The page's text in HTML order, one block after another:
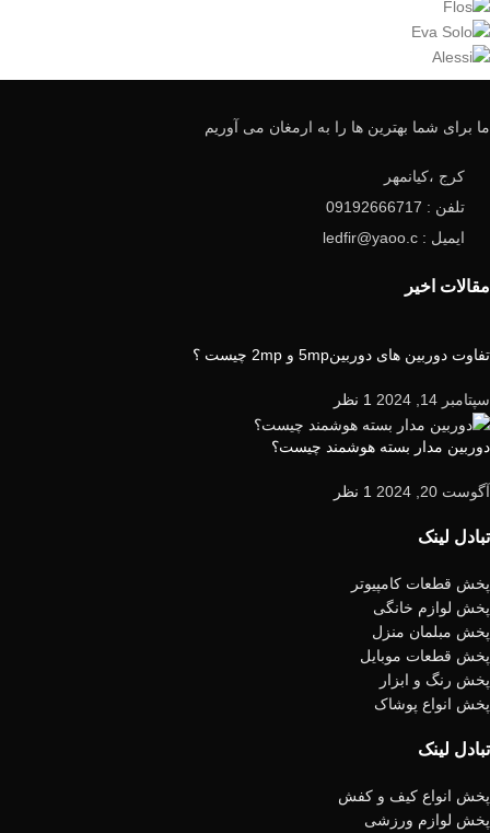
ما برای شما بهترین ها را به ارمغان می آوریم
کرج ،کیانمهر
تلفن : 09192666717
ایمیل : ledfir@yaoo.c
مقالات اخیر
تفاوت دوربین های دوربین5mp و 2mp چیست ؟
سپتامبر 14, 2024 1 نظر
دوربین مدار بسته هوشمند چیست؟
آگوست 20, 2024 1 نظر
تبادل لینک
پخش قطعات کامپیوتر
پخش لوازم خانگی
پخش مبلمان منزل
پخش قطعات موبایل
پخش رنگ و ابزار
پخش انواع پوشاک
تبادل لینک
پخش انواع کیف و کفش
پخش لوازم ورزشی